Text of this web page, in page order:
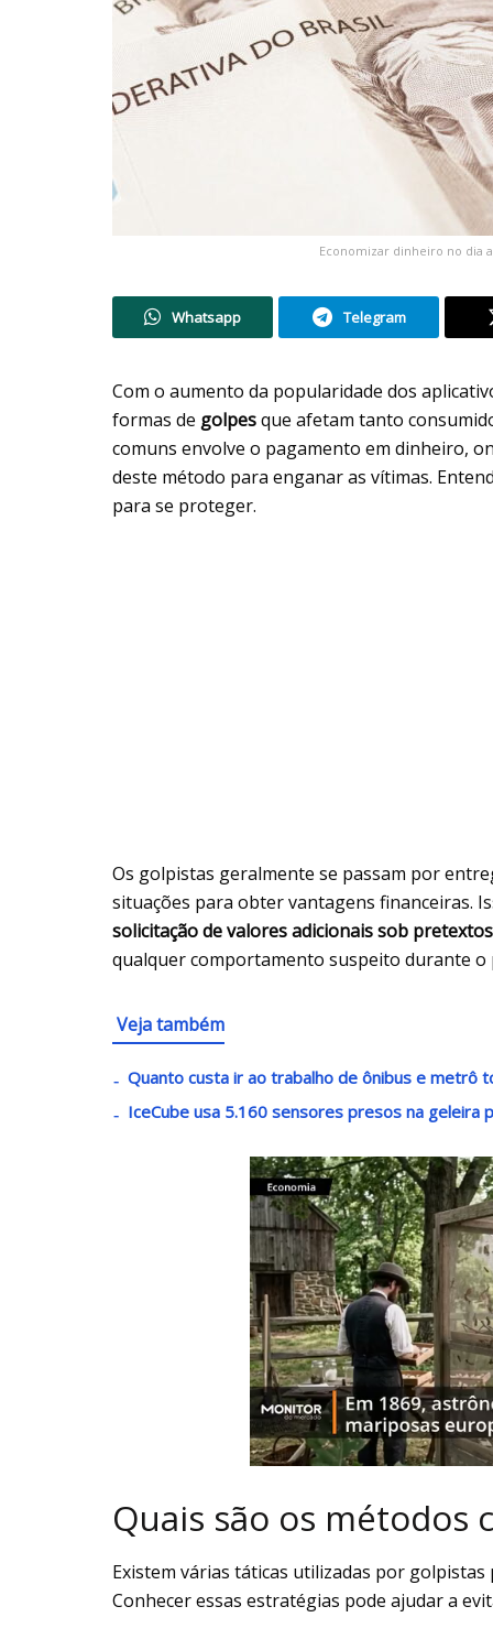
Economizar dinheiro no dia
Whatsapp Telegram
Com o aumento da popularidade dos
formas de golpesque afetam tanto
comuns envolve o pagamento em dinheiro,
deste método para enganar as vítimas.
para se proteger.
Os golpistas geralmente se passam por
situações para obter vantagens financeiras.
solicitação de valores adicionais sob
qualquer comportamento suspeito durante o
Veja também
Quanto custa ir ao trabalho de ônibus e metrô
IceCube usa 5.160 sensores presos na
Quais são os métodos
Existem várias táticas utilizadas por
Conhecer essas estratégias pode ajudar a